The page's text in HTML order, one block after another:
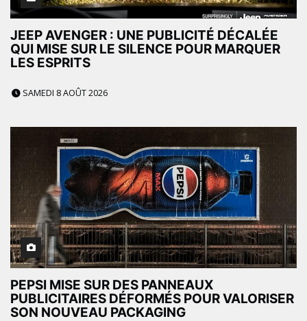
JEEP AVENGER : UNE PUBLICITÉ DÉCALÉE
QUI MISE SUR LE SILENCE POUR MARQUER
LES ESPRITS
SAMEDI 8 AOÛT 2026
PEPSI MISE SUR DES PANNEAUX
PUBLICITAIRES DÉFORMÉS POUR VALORISER
SON NOUVEAU PACKAGING